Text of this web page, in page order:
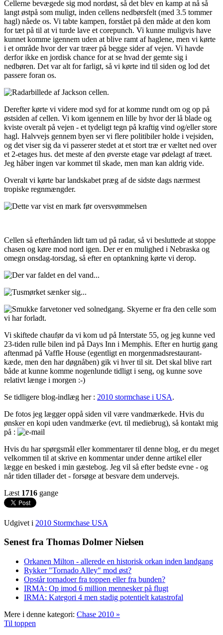
Cellerne bevægede sig mod nordøst, så det blev en kamp at nå så
langt østpå som muligt, inden cellens nedbørsfelt (med 3.5 tommer
hagl) nåede os. Vi tabte kampen, forstået på den måde at den kom
for tæt på til at vi turde lave et corepunch. Vi kunne muligvis have
kunnet komme igennem uden at blive ramt af haglene, men vi kørte
i et område hvor der var træer på begge sider af vejen. Vi havde
derfor ikke en jordisk chance for at se hvad der gemte sig i
nedbøren. Det var alt for farligt, så vi kørte ind til siden og lod det
passere foran os.
Derefter kørte vi videre mod syd for at komme rundt om og op på
østsiden af cellen. Vi kom igennem en lille by hvor der lå blade og
kviste overalt på vejen - et tydeligt tegn på kraftig vind og/eller store
hagl. Halvvejs gennem byen ser vi flere politibiler holde i vejsiden,
og det viser sig da vi passerer stedet at et stort træ er væltet ned over
et 2-etages hus. det meste af den øverste etage var ødelagt af træet.
Jeg håber ingen var kommet til skade, men man kan aldrig vide.
Overalt vi kørte bar landskabet præg af de sidste dags nærmest
tropiske regnmængder.
Cellen så efterhånden lidt tam ud på radar, så vi besluttede at stoppe
chasen og køre mod nord igen. Der er en mulighed i Nebraska og
omegn onsdag-torsdag, så efter en optankning kørte vi derop.
Vi skiftede chaufør da vi kom ud på Interstate 55, og jeg kunne ved
23-tiden rulle bilen ind på Days Inn i Memphis. Efter en hurtig gang
aftenmad på Vaffle House (egentligt en morgenmadsrestaurant-
kæde, men den har døgnåben) gik vi hver til sit. Det skal blive rart
både at kunne komme nogenlunde tidligt i seng, og kunne sove
relativt længe i morgen :-)
Se tidligere blog-indlæg her : 2010 stormchase i USA.
De fotos jeg lægger oppå siden vil være vandmærkede. Hvis du
ønsker en kopi uden vandmærke (evt. til mediebrug), så kontakt mig
på :
Hvis du har spørgsmål eller kommentarer til denne blog, er du meget
velkommen til at skrive en kommentar under denne artikel eller
lægge en besked i min gæstebog. Jeg vil så efter bedste evne - og
når tiden tillader det - forsøge at besvare dem undervejs.
Læst 1716 gange
Udgivet i 2010 Stormchase USA
Senest fra Thomas Dolmer Nielsen
Orkanen Milton - allerede en historisk orkan inden landgang
Rykker "Tornado Alley" mod øst?
Opstår tornadoer fra toppen eller fra bunden?
IRMA: Op imod 6 million mennesker på flugt
IRMA: Kategori 4 men stadig potentielt katastrofal
Mere i denne kategori: Chase 2010 »
Til toppen